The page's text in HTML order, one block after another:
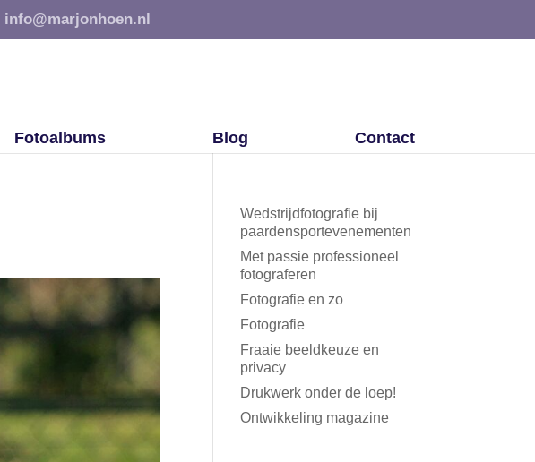
info@marjonhoen.nl
Fotoalbums Blog Contact
Wedstrijdfotografie bij
paardensportevenementen
Met passie professioneel
fotograferen
Fotografie en zo
Fotografie
Fraaie beeldkeuze en
privacy
Drukwerk onder de loep!
Ontwikkeling magazine